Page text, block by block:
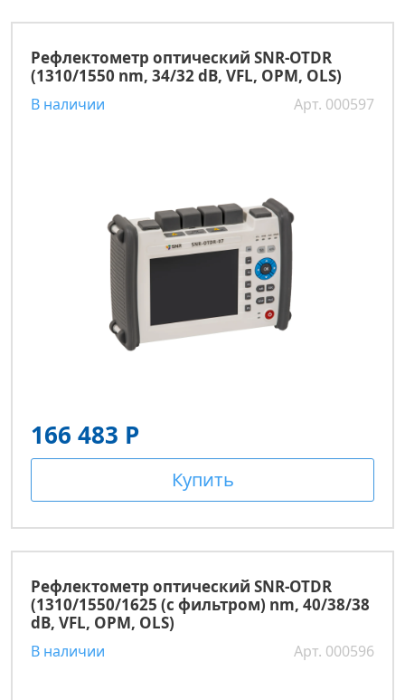
Рефлектометр оптический SNR-OTDR
(1310/1550 nm, 34/32 dB, VFL, OPM, OLS)
В наличии Арт. 000597
166 483 Р
Купить
Рефлектометр оптический SNR-OTDR
(1310/1550/1625 (с фильтром) nm, 40/38/38
dB, VFL, OPM, OLS)
В наличии Арт. 000596